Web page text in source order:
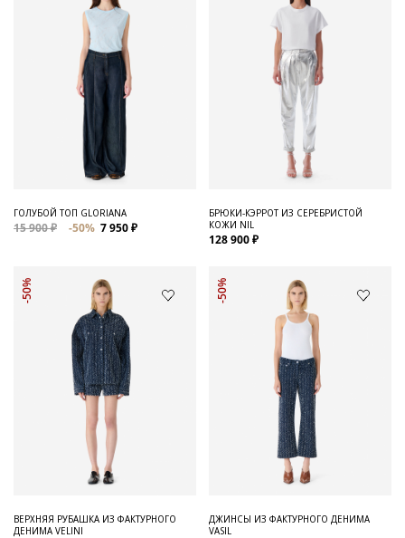
ГОЛУБОЙ ТОП GLORIANA
15 900 ₽ -50% 7 950 ₽
БРЮКИ-КЭРРОТ ИЗ СЕРЕБРИСТОЙ
КОЖИ NIL
128 900 ₽
-50%
ВЕРХНЯЯ РУБАШКА ИЗ ФАКТУРНОГО
ДЕНИМА VELINI
-50%
ДЖИНСЫ ИЗ ФАКТУРНОГО ДЕНИМА
VASIL